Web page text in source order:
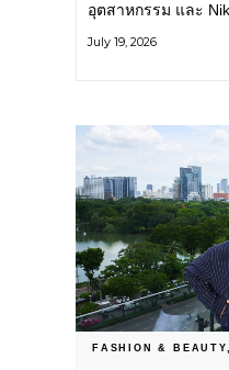
อุตสาหกรรม และ
ศตวรรษก่อน กำลังก
July 19, 2026
FASHION & BEAUTY